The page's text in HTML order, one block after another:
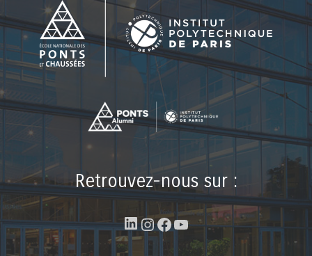
Retrouvez-nous sur :
LinkedIn
Instagram
Facebook
YouTube